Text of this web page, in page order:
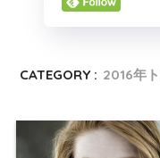
CATEGORY : 2016年